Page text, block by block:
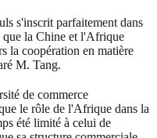
s'inscrit parfaitement dans
que la Chine et l'Afrique
la coopération en matière
M. Tang.
de commerce
le rôle de l'Afrique dans la
été limité à celui de